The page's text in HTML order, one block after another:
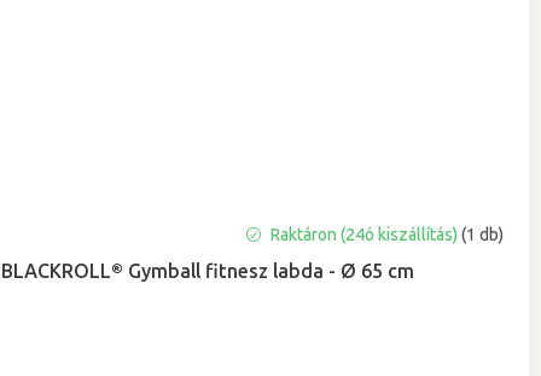
BLACKROLL® Gymball fitnesz labda - Ø 65 cm
átlagos
Raktáron (24ó kiszállítás)(1 db)